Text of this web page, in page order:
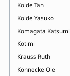
Koide Tan
Koide Yasuko
Komagata Katsumi
Kotimi
Krauss Ruth
Könnecke Ole